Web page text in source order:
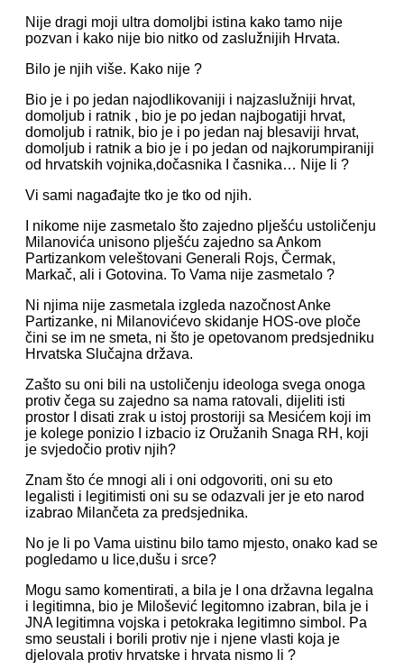
Nije dragi moji ultra domoljbi istina kako tamo nije
pozvan i kako nije bio nitko od zaslužnijih Hrvata.
Bilo je njih više. Kako nije ?
Bio je i po jedan najodlikovaniji i najzaslužniji hrvat,
domoljub i ratnik , bio je po jedan najbogatiji hrvat,
domoljub i ratnik, bio je i po jedan naj blesaviji hrvat,
domoljub i ratnik a bio je i po jedan od najkorumpiraniji
od hrvatskih vojnika,dočasnika I časnika… Nije li ?
Vi sami nagađajte tko je tko od njih.
I nikome nije zasmetalo što zajedno plješću ustoličenju
Milanovića unisono plješću zajedno sa Ankom
Partizankom veleštovani Generali Rojs, Čermak,
Markač, ali i Gotovina. To Vama nije zasmetalo ?
Ni njima nije zasmetala izgleda nazočnost Anke
Partizanke, ni Milanovićevo skidanje HOS-ove ploče
čini se im ne smeta, ni što je opetovanom predsjedniku
Hrvatska Slučajna država.
Zašto su oni bili na ustoličenju ideologa svega onoga
protiv čega su zajedno sa nama ratovali, dijeliti isti
prostor I disati zrak u istoj prostoriji sa Mesićem koji im
je kolege ponizio I izbacio iz Oružanih Snaga RH, koji
je svjedočio protiv njih?
Znam što će mnogi ali i oni odgovoriti, oni su eto
legalisti i legitimisti oni su se odazvali jer je eto narod
izabrao Milančeta za predsjednika.
No je li po Vama uistinu bilo tamo mjesto, onako kad se
pogledamo u lice,dušu i srce?
Mogu samo komentirati, a bila je I ona državna legalna
i legitimna, bio je Milošević legitomno izabran, bila je i
JNA legitimna vojska i petokraka legitimno simbol. Pa
smo seustali i borili protiv nje i njene vlasti koja je
djelovala protiv hrvatske i hrvata nismo li ?